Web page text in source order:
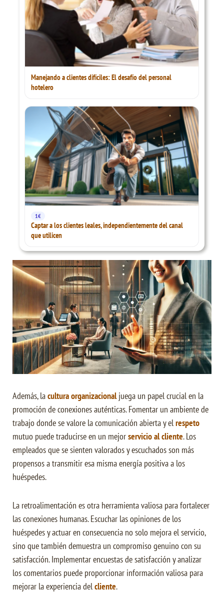
Manejando a clientes difíciles: El desafío del personal
hotelero
1€
Captar a los clientes leales, independientemente del canal
que utilicen
Además, lacultura organizacionaljuega un papel crucial en la
promoción de conexiones auténticas. Fomentar un ambiente de
trabajo donde se valore la comunicación abierta y elrespeto
mutuo puede traducirse en un mejorservicio al cliente. Los
empleados que se sienten valorados y escuchados son más
propensos a transmitir esa misma energía positiva a los
huéspedes.
La retroalimentación es otra herramienta valiosa para fortalecer
las conexiones humanas. Escuchar las opiniones de los
huéspedes y actuar en consecuencia no solo mejora el servicio,
sino que también demuestra un compromiso genuino con su
satisfacción. Implementar encuestas de satisfacción y analizar
los comentarios puede proporcionar información valiosa para
mejorar la experiencia delcliente.